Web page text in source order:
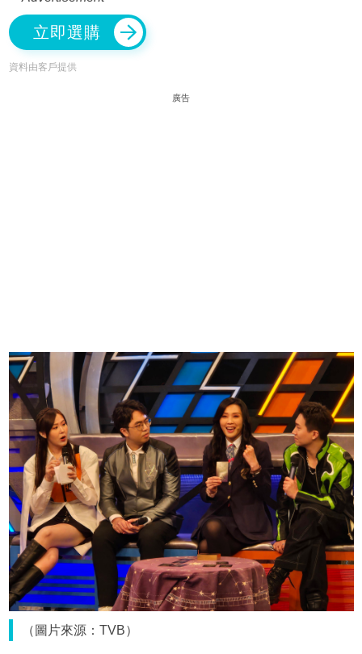
立即選購
資料由客戶提供
廣告
（圖片來源：TVB）